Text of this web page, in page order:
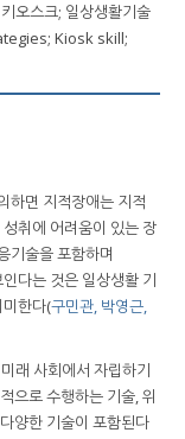
오스크; 일상생활기술
Kiosk skill;
하면 지적장애는 지적
취에 어려움이 있는 장
기술을 포함하며
다는 것은 일상생활 기
한다(구민관, 박영근,
래 사회에서 자립하기
으로 수행하는 기술, 위
양한 기술이 포함된다